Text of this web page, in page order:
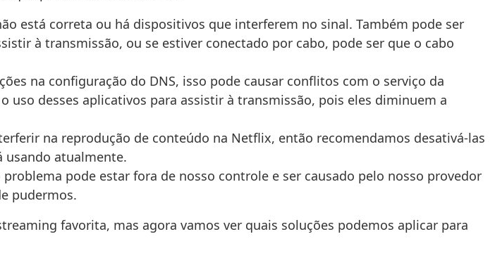
está correta ou há dispositivos que interferem no sinal. Também pode ser
à transmissão, ou se estiver conectado por cabo, pode ser que o cabo
na configuração do DNS, isso pode causar conflitos com o serviço da
desses aplicativos para assistir à transmissão, pois eles diminuem a
na reprodução de conteúdo na Netflix, então recomendamos desativá-las
usando atualmente.
problema pode estar fora de nosso controle e ser causado pelo nosso provedor
pudermos.
favorita, mas agora vamos ver quais soluções podemos aplicar para